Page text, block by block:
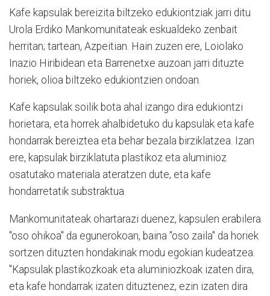
Kafe kapsulak bereizita biltzeko edukiontziak jarri ditu
Urola Erdiko Mankomunitateak eskualdeko zenbait
herritan; tartean, Azpeitian. Hain zuzen ere, Loiolako
Inazio Hiribidean eta Barrenetxe auzoan jarri dituzte
horiek, olioa biltzeko edukiontzien ondoan.
Kafe kapsulak soilik bota ahal izango dira edukiontzi
horietara, eta horrek ahalbidetuko du kapsulak eta kafe
hondarrak bereiztea eta behar bezala birziklatzea. Izan
ere, kapsulak birziklatuta plastikoz eta aluminioz
osatutako materiala ateratzen dute, eta kafe
hondarretatik substraktua.
Mankomunitateak ohartarazi duenez, kapsulen erabilera
"oso ohikoa" da egunerokoan, baina "oso zaila" da horiek
sortzen dituzten hondakinak modu egokian kudeatzea.
"Kapsulak plastikozkoak eta aluminiozkoak izaten dira,
eta kafe hondarrak izaten dituztenez, ezin izaten dira